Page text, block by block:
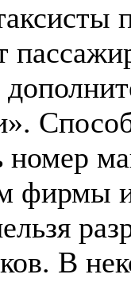
номер
фирмы
В